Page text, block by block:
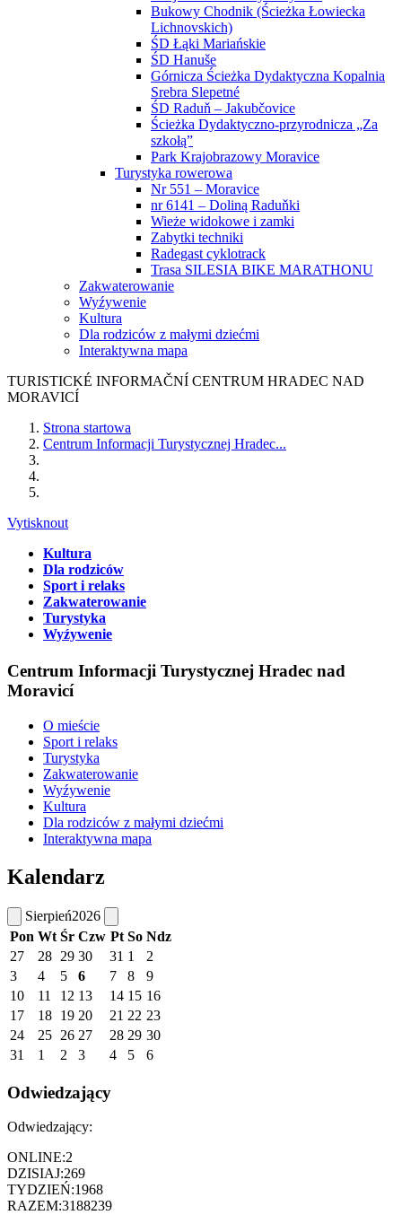
Bukowy Chodnik (Ścieżka Łowiecka
Lichnovskich)
ŚD Łąki Mariańskie
ŚD Hanuše
Górnicza Ścieżka Dydaktyczna Kopalnia
Srebra Slepetné
ŚD Raduň – Jakubčovice
Ścieżka Dydaktyczno-przyrodnicza „Za
szkołą”
Park Krajobrazowy Moravice
Turystyka rowerowa
Nr 551 – Moravice
nr 6141 – Doliną Raduňki
Wieże widokowe i zamki
Zabytki techniki
Radegast cyklotrack
Trasa SILESIA BIKE MARATHONU
Zakwaterowanie
Wyźywenie
Kultura
Dla rodziców z małymi dziećmi
Interaktywna mapa
TURISTICKÉ INFORMAČNÍ CENTRUM HRADEC NAD
MORAVICÍ
Strona startowa
Centrum Informacji Turystycznej Hradec...
Vytisknout
Kultura
Dla rodziców
Sport i relaks
Zakwaterowanie
Turystyka
Wyźywenie
Centrum Informacji Turystycznej Hradec nad
Moravicí
O mieście
Sport i relaks
Turystyka
Zakwaterowanie
Wyźywenie
Kultura
Dla rodziców z małymi dziećmi
Interaktywna mapa
Kalendarz
Sierpień2026
Pon Wt Śr Czw Pt So Ndz
27
28 29 30 31 1
2
3
4 5 6 7 8
9
10
11 12 13 14 15 16
17
18 19 20 21 22 23
24
25 26 27 28 29 30
31
1 2 3 4 5 6
Odwiedzający
Odwiedzający:
ONLINE:2
DZISIAJ:269
TYDZIEŃ:1968
RAZEM:3188239